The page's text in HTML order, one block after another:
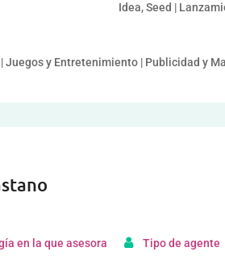
Idea, Seed |
| Juegos y Entretenimiento | Publicidad y
en la que asesora Tipo de agente